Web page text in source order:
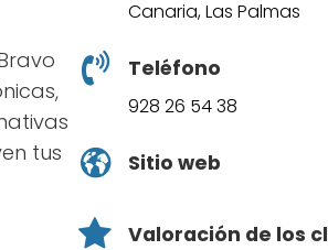
tus
Canaria, Las Palmas
Teléfono
928 26 54 38
Sitio web
Valoración de los